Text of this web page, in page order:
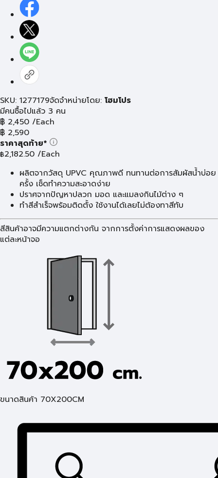
SKU: 1277179จัดจำหน่ายโดย: โฮมโปร
มีคนซื้อไปแล้ว 3 คน
฿ 2,450 /Each
฿ 2,590
ราคาสุดท้าย*
฿2,182.50 /Each
ผลิตจากวัสดุ UPVC คุณภาพดี ทนทานต่อการสัมผัสน้ำบ่อย
ครั้ง เช็ดทำความสะอาดง่าย
ปราศจากปัญหาปลวก มอด และแมลงกินไม้ต่าง ๆ
ทำสีสำเร็จพร้อมติดตั้ง ใช้งานได้เลยไม่ต้องทาสีทับ
สีสินค้าอาจมีความแตกต่างกัน จากการตั้งค่าการแสดงผลของ
แต่ละหน้าจอ
ขนาดสินค้า 70X200CM